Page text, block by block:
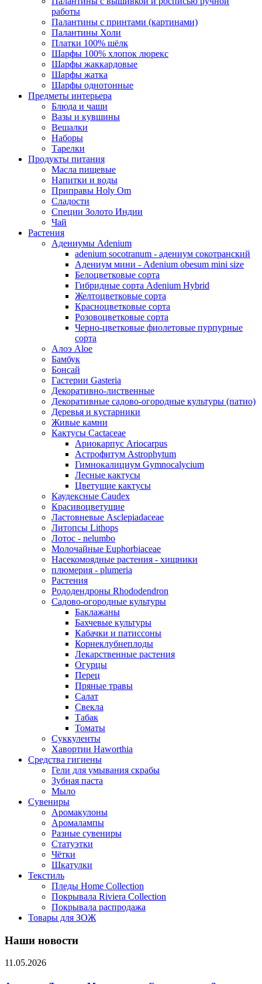
работы
Палантины с принтами (картинами)
Палантины Холи
Платки 100% шёлк
Шарфы 100% хлопок люрекс
Шарфы жаккардовые
Шарфы жатка
Шарфы однотонные
Предметы интерьера
Блюда и чаши
Вазы и кувшины
Вешалки
Наборы
Тарелки
Продукты питания
Масла пищевые
Напитки и воды
Приправы Holy Om
Сладости
Специи Золото Индии
Чай
Растения
Адениумы Adenium
adenium socotranum - адениум сокотранский
Адениум мини - Adenium obesum mini size
Белоцветковые сорта
Гибридные сорта Adenium Hybrid
Желтоцветковые сорта
Красноцветковые сорта
Розовоцветковые сорта
Черно-цветковые фиолетовые пурпурные
сорта
Алоэ Aloe
Бамбук
Бонсай
Гастерии Gasteria
Декоративно-лиственные
Декоративные садово-огородные культуры (патио)
Деревья и кустарники
Живые камни
Кактусы Cactaceae
Ариокарпус Ariocarpus
Астрофитум Astrophytum
Гимнокалициум Gymnocalycium
Лесные кактусы
Цветущие кактусы
Каудексные Caudex
Красивоцветущие
Ластовневые Asclepiadaceae
Литопсы Lithops
Лотос - nelumbo
Молочайные Euphorbiaceae
Насекомоядные растения - хищники
плюмерия - plumeria
Растения
Рододендроны Rhododendron
Садово-огородные культуры
Баклажаны
Бахчевые культуры
Кабачки и патиссоны
Корнеклубнеплоды
Лекарственные растения
Огурцы
Перец
Пряные травы
Салат
Свекла
Табак
Томаты
Суккуленты
Хавортии Haworthia
Средства гигиены
Гели для умывания скрабы
Зубная паста
Мыло
Сувениры
Аромакулоны
Аромалампы
Разные сувениры
Статуэтки
Чётки
Шкатулки
Текстиль
Пледы Home Collection
Покрывала Riviera Collection
Покрывала распродажа
Товары для ЗОЖ
Наши новости
11.05.2026